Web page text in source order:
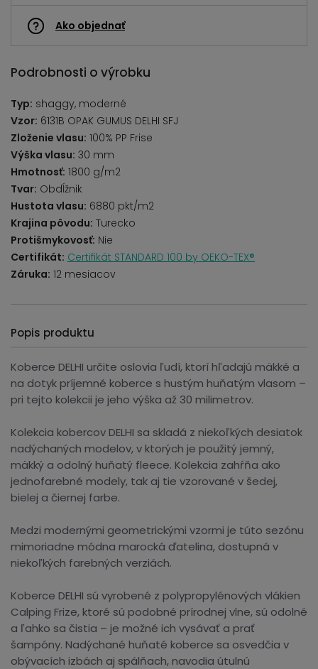
Ako objednať
Podrobnosti o výrobku
Typ: shaggy, moderné
Vzor: 6131B OPAK GUMUS DELHI SFJ
Zloženie vlasu: 100% PP Frise
Výška vlasu: 30 mm
Hmotnosť: 1800 g/m2
Tvar: Obdĺžnik
Hustota vlasu: 6880 pkt/m2
Krajina pôvodu: Turecko
Protišmykovosť: Nie
Certifikát: Certifikát STANDARD 100 by OEKO-TEX®
Záruka: 12 mesiacov
Popis produktu
Koberce DELHI určite oslovia ľudí, ktorí hľadajú mäkké a
na dotyk príjemné koberce s hustým huňatým vlasom –
pri tejto kolekcii je jeho výška až 30 milimetrov.
Kolekcia kobercov DELHI sa skladá z niekoľkých desiatok
nadýchaných modelov, v ktorých je použitý jemný,
mäkký a odolný huňatý fleece. Kolekcia zahŕňa ako
jednofarebné modely, tak aj tie vzorované v šedej,
bielej a čiernej farbe.
Medzi modernými geometrickými vzormi je túto sezónu
mimoriadne módna marocká ďatelina, dostupná v
niekoľkých farebných verziách.
Koberce DELHI sú vyrobené z polypropylénových vlákien
Calping Frize, ktoré sú podobné prírodnej vlne, sú odolné
a ľahko sa čistia – je možné ich vysávať a prať
šampóny. Nadýchané huňaté koberce sa osvedčia v
obývacích izbách aj spálňach, navodia útulnú